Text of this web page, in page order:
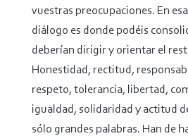
vuestras preocupaciones. En
diálogo es donde podéis
deberían dirigir y orientar el
Honestidad, rectitud,
respeto, tolerancia, libertad,
igualdad, solidaridad y actitud
sólo grandes palabras. Han de